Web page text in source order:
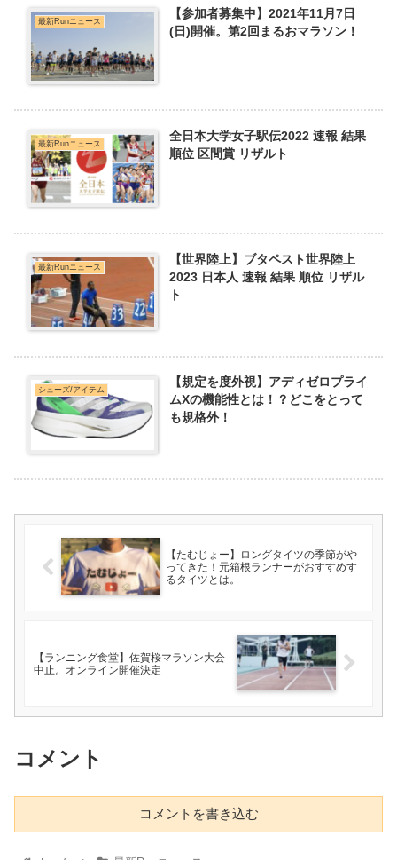
最新Runニュース
【参加者募集中】2021年11月7日
(日)開催。第2回まるおマラソン！
最新Runニュース
全日本大学女子駅伝2022 速報 結果
順位 区間賞 リザルト
最新Runニュース
【世界陸上】ブタペスト世界陸上
2023 日本人 速報 結果 順位 リザル
ト
シューズ/アイテム
【規定を度外視】アディゼロプライ
ムXの機能性とは！？どこをとって
も規格外！
【たむじょー】ロングタイツの季節がや
ってきた！元箱根ランナーがおすすめす
るタイツとは。
【ランニング食堂】佐賀桜マラソン大会
中止。オンライン開催決定
コメント
コメントを書き込む